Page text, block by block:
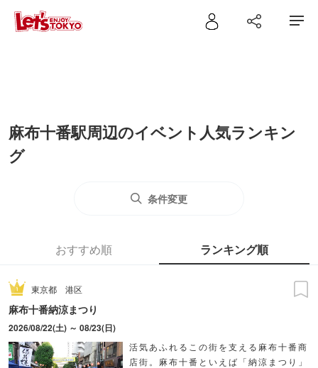
麻布十番駅周辺のイベント人気ランキン
グ
条件変更
おすすめ順 ランキング順
東京都 港区
麻布十番納涼まつり
2026/08/22(土) ～ 08/23(日)
活気あふれるこの街を支える麻布十番商
店街。麻布十番といえば「納涼まつり」